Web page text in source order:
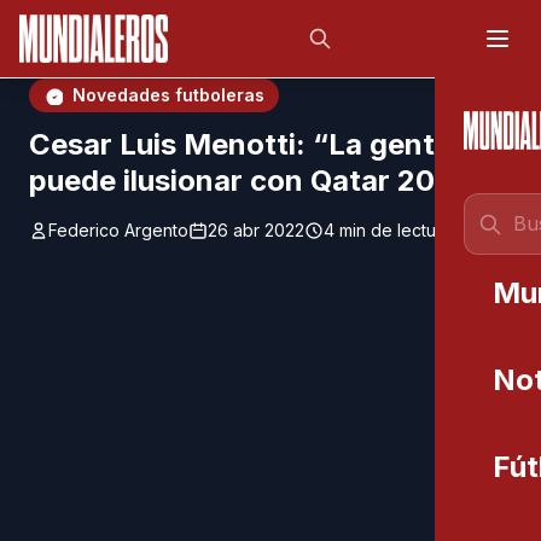
Saltar al contenido principal
Novedades futboleras
Cesar Luis Menotti: “La gente se
puede ilusionar con Qatar 2022”
Federico Argento 26 abr 2022 4 min de lectura